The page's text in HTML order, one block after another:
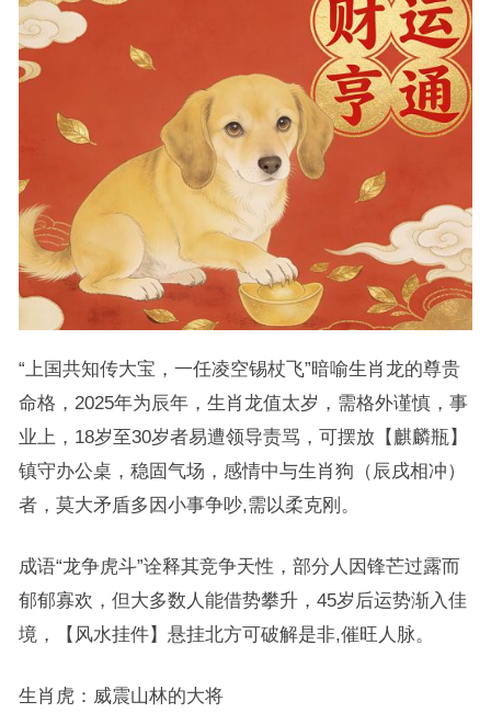
“上国共知传大宝，一任凌空锡杖飞”暗喻生肖龙的尊贵
命格，2025年为辰年，生肖龙值太岁，需格外谨慎，事
业上，18岁至30岁者易遭领导责骂，可摆放【麒麟瓶】
镇守办公桌，稳固气场，感情中与生肖狗（辰戌相冲）
者，莫大矛盾多因小事争吵,需以柔克刚。
成语“龙争虎斗”诠释其竞争天性，部分人因锋芒过露而
郁郁寡欢，但大多数人能借势攀升，45岁后运势渐入佳
境，【风水挂件】悬挂北方可破解是非,催旺人脉。
生肖虎：威震山林的大将